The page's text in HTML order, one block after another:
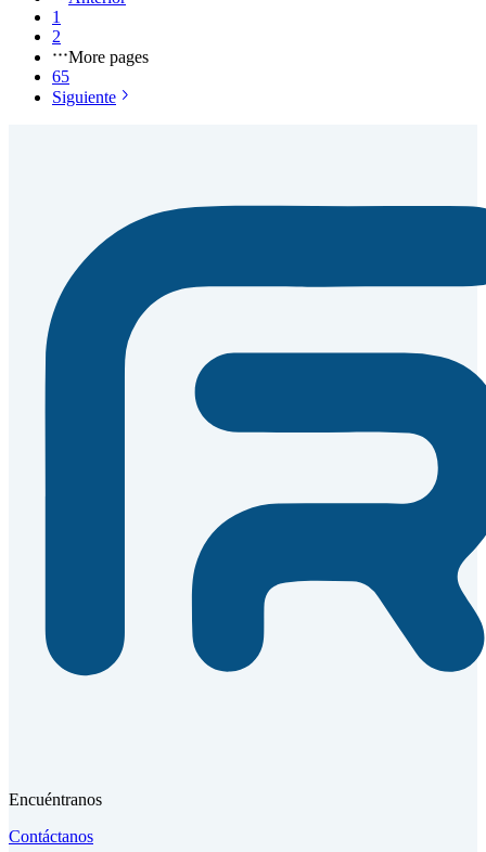
1
2
More pages
65
Siguiente
Encuéntranos
Contáctanos